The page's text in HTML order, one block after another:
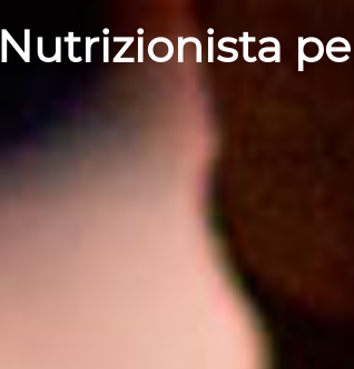
Nutrizionista